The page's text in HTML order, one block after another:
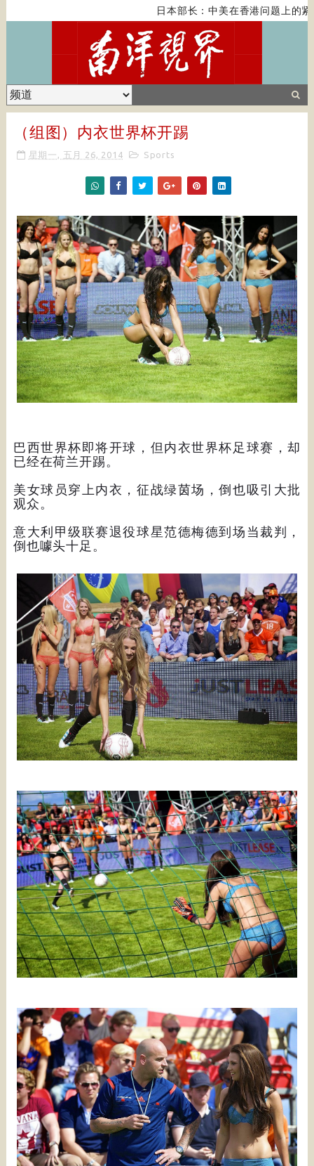
日本部长：中美在香港问题上的紧张
（组图）内衣世界杯开踢
星期一, 五月 26, 2014 Sports
巴西世界杯即将开球，但内衣世界杯足球赛，却
已经在荷兰开踢。
美女球员穿上内衣，征战绿茵场，倒也吸引大批
观众。
意大利甲级联赛退役球星范德梅德到场当裁判，
倒也噱头十足。